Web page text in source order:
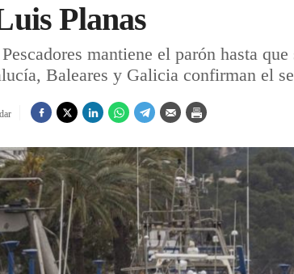
Planas
mantiene el parón hasta
Baleares y Galicia confirman el